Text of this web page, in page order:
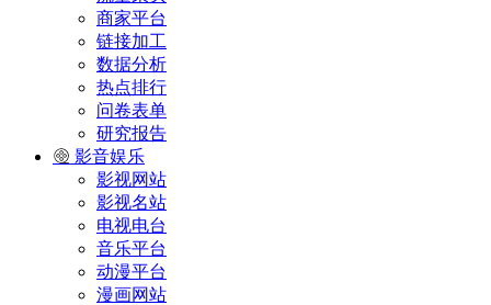
商家平台
链接加工
数据分析
热点排行
问卷表单
研究报告
影音娱乐
影视网站
影视名站
电视电台
音乐平台
动漫平台
漫画网站